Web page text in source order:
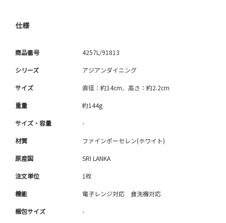
仕様
商品番号 4257L/91813
シリーズ アジアンダイニング
サイズ 直径：約14cm、高さ：約2.2cm
重量 約144g
サイズ・容量 -
材質 ファインポーセレン(ホワイト)
原産国 SRI LANKA
注文単位 1枚
機能 電子レンジ対応 食洗機対応
梱包サイズ -